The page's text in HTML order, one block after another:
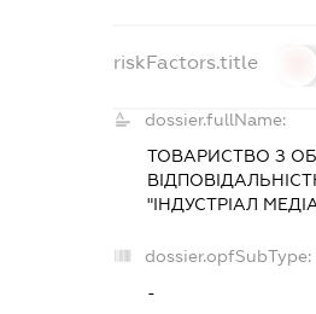
riskFactors.title
dossier.fullName:
ТОВАРИСТВО З
"ІНДУСТРІАЛ
dossier.opfSubType:
-